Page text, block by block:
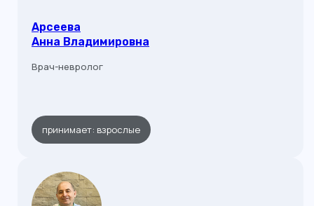
Арсеева
Анна Владимировна
Врач-невролог
принимает: взрослые